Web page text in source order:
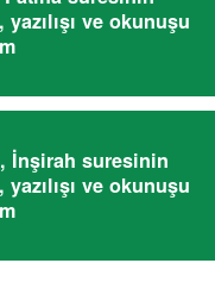
ve okunuşu
İnşirah suresinin
ve okunuşu